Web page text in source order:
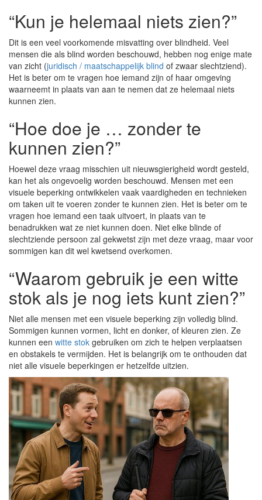
“Kun je helemaal niets zien?”
Dit is een veel voorkomende misvatting over blindheid. Veel
mensen die als blind worden beschouwd, hebben nog enige mate
van zicht (juridisch / maatschappelijk blind of zwaar slechtziend).
Het is beter om te vragen hoe iemand zijn of haar omgeving
waarneemt in plaats van aan te nemen dat ze helemaal niets
kunnen zien.
“Hoe doe je … zonder te
kunnen zien?”
Hoewel deze vraag misschien uit nieuwsgierigheid wordt gesteld,
kan het als ongevoelig worden beschouwd. Mensen met een
visuele beperking ontwikkelen vaak vaardigheden en technieken
om taken uit te voeren zonder te kunnen zien. Het is beter om te
vragen hoe iemand een taak uitvoert, in plaats van te
benadrukken wat ze niet kunnen doen. Niet elke blinde of
slechtziende persoon zal gekwetst zijn met deze vraag, maar voor
sommigen kan dit wel kwetsend overkomen.
“Waarom gebruik je een witte
stok als je nog iets kunt zien?”
Niet alle mensen met een visuele beperking zijn volledig blind.
Sommigen kunnen vormen, licht en donker, of kleuren zien. Ze
kunnen een witte stok gebruiken om zich te helpen verplaatsen
en obstakels te vermijden. Het is belangrijk om te onthouden dat
niet alle visuele beperkingen er hetzelfde uitzien.